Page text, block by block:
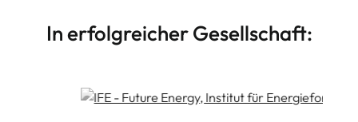
In erfolgreicher Gesellschaft: